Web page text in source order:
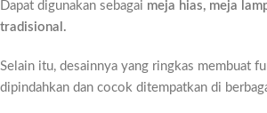
Dapat digunakan sebagai meja hias, meja
tradisional.
Selain itu, desainnya yang ringkas membuat
dipindahkan dan cocok ditempatkan di